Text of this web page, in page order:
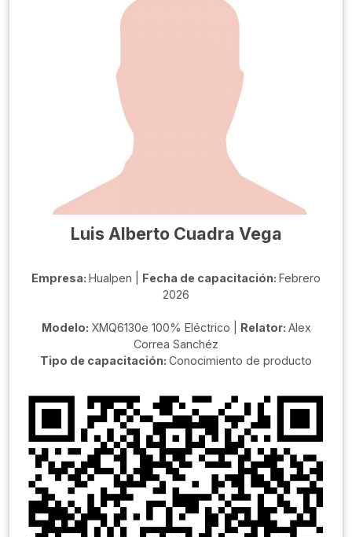
Luis Alberto Cuadra Vega
Empresa: Hualpen | Fecha de capacitación: Febrero
2026
Modelo: XMQ6130e 100% Eléctrico | Relator: Alex
Correa Sanchéz
Tipo de capacitación: Conocimiento de producto